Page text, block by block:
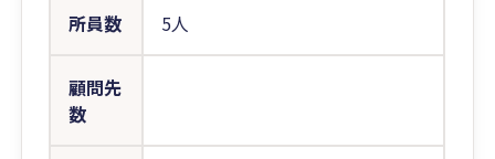
所員数 5人
顧問先
数